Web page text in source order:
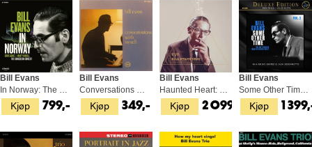
Kjøp
Bill Evans
In Norway: The Kongsberg… - RSD (2LP)
799,- Kjøp
Bill Evans
Conversations With Myself (LP)
349,- Kjøp
Bill Evans
Haunted Heart: The Legendary… (5LP)
2 099,- Kjøp
Bill Evans
Some Other Time…Vol. 2 - LTD 45rpm (2LP)
1